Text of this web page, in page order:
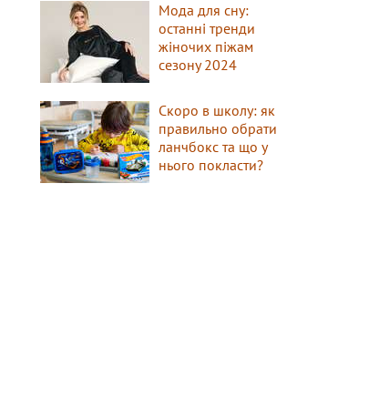
Мода для сну:
останні тренди
жіночих піжам
сезону 2024
Скоро в школу: як
правильно обрати
ланчбокс та що у
нього покласти?